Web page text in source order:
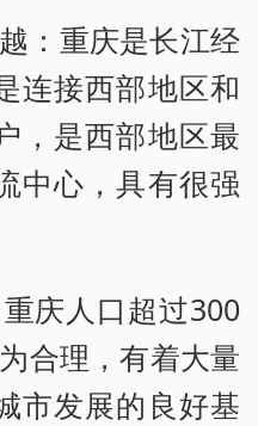
：重庆是长江经
连接西部地区和
，是西部地区最
中心，具有很强
庆人口超过300
合理，有着大量
市发展的良好基